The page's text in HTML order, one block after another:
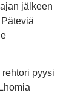
jälkeen
pyysi